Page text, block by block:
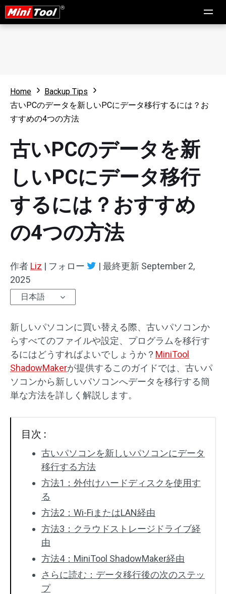
Home
Backup Tips
古いPCのデータを新しいPCにデータ移行するには？お
すすめの4つの方法
古いPCのデータを新
しいPCにデータ移行
するには？おすすめ
の4つの方法
作者 Liz | フォロー | 最終更新 September 2,
2025
日本語
新しいパソコンに買い替える際、古いパソコンか
らすべてのファイルや設定、プログラムを移行す
るにはどうすればよいでしょうか？ MiniTool
ShadowMakerが提供するこのガイドでは、古いパ
ソコンから新しいパソコンへデータを移行する簡
単な方法を詳しく解説します。
目次 :
古いパソコンを新しいパソコンにデータ
移行する方法
方法1：外付けハードディスクを使用す
る
方法2：Wi-FiまたはLAN経由
方法3：クラウドストレージドライブ経
由
方法4：MiniTool ShadowMaker経由
さらに読む：データ移行後の次のステッ
プ